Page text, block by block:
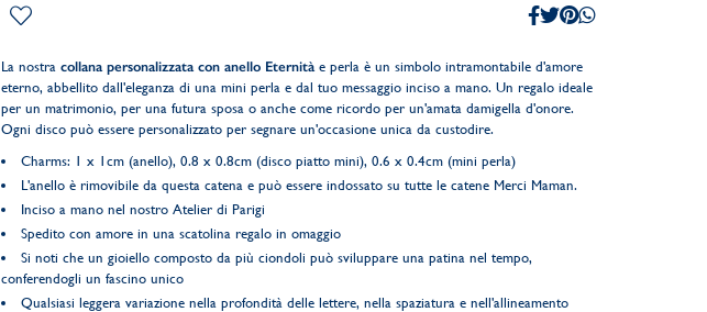
La nostra collana personalizzata con anello Eternitàe perla è un simbolo intramontabile d'amore
eterno, abbellito dall'eleganza di una mini perla e dal tuo messaggio inciso a mano. Un regalo ideale
per un matrimonio, per una futura sposa o anche come ricordo per un'amata damigella d'onore.
Ogni disco può essere personalizzato per segnare un'occasione unica da custodire.
Charms: 1 x 1cm (anello), 0.8 x 0.8cm (disco piatto mini), 0.6 x 0.4cm (mini perla)
L'anello è rimovibile da questa catena e può essere indossato su tutte le catene Merci Maman.
Inciso a mano nel nostro Atelier di Parigi
Spedito con amore in una scatolina regalo in omaggio
Si noti che un gioiello composto da più ciondoli può sviluppare una patina nel tempo,
conferendogli un fascino unico
Qualsiasi leggera variazione nella profondità delle lettere, nella spaziatura e nell'allineamento